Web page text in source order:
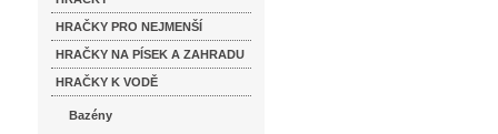
HRAČKY PRO NEJMENŠÍ
HRAČKY NA PÍSEK A ZAHRADU
HRAČKY K VODĚ
Bazény